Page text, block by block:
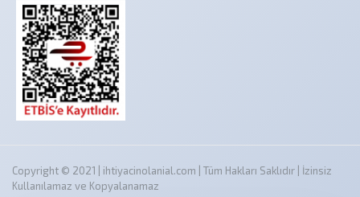
Copyright © 2021 | ihtiyacinolanial.com | Tüm Hakları Saklıdır | İzinsiz
Kullanılamaz ve Kopyalanamaz